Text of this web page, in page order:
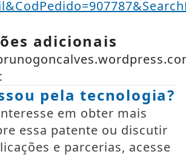
adicionais
pela tecnologia?
em obter mais
essa patente ou discutir
e parcerias, acesse